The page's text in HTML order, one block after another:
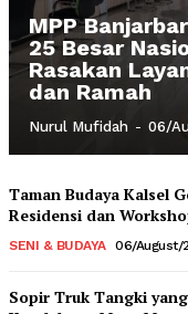
MPP
25 Besar
Rasakan
dan Ramah
Nurul Mufidah - 06/
Taman Budaya Kalsel
Residensi dan
SENI & BUDAYA 06/August/
Sopir Truk Tangki